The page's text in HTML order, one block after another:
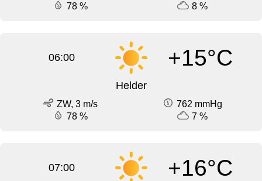
78 %
8 %
06:00 +15°C
Helder
ZW, 3 m/s
762 mmHg
78 %
7 %
07:00 +16°C